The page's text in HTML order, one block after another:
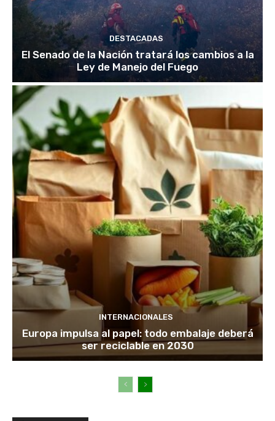
DESTACADAS
El Senado de la Nación tratará los cambios a la
Ley de Manejo del Fuego
INTERNACIONALES
Europa impulsa al papel: todo embalaje deberá
ser reciclable en 2030